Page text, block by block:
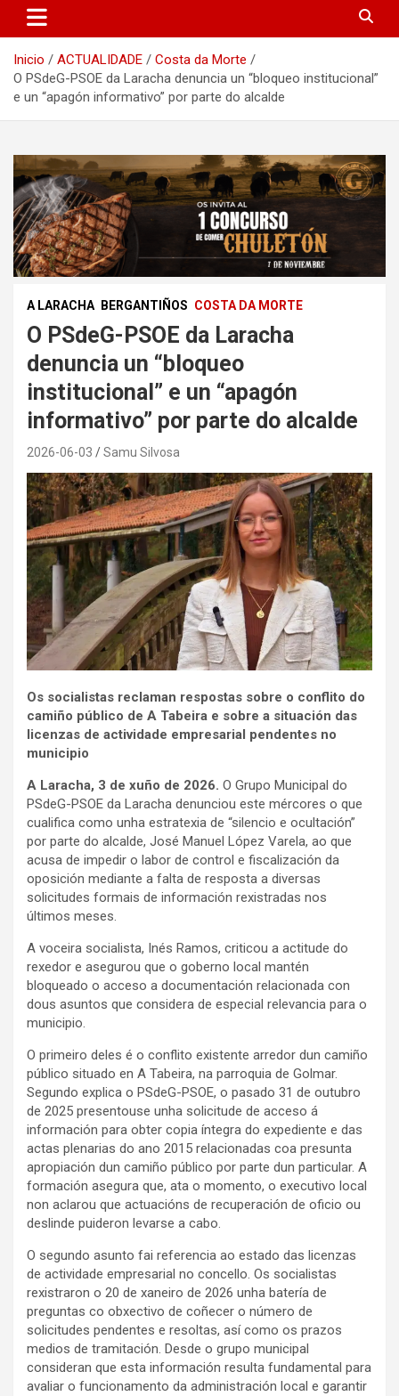
Inicio ACTUALIDADE
Costa da Morte
O PSdeG-PSOE da Laracha denuncia un “bloqueo institucional”
e un “apagón informativo” por parte do alcalde
A LARACHA BERGANTIÑOS COSTA DA MORTE
O PSdeG-PSOE da Laracha
denuncia un “bloqueo
institucional” e un “apagón
informativo” por parte do alcalde
2026-06-03 Samu Silvosa
Os socialistas reclaman respostas sobre o conflito do
camiño público de A Tabeira e sobre a situación das
licenzas de actividade empresarial pendentes no
municipio
A Laracha, 3 de xuño de 2026. O Grupo Municipal do
PSdeG-PSOE da Laracha denunciou este mércores o que
cualifica como unha estratexia de “silencio e ocultación”
por parte do alcalde, José Manuel López Varela, ao que
acusa de impedir o labor de control e fiscalización da
oposición mediante a falta de resposta a diversas
solicitudes formais de información rexistradas nos
últimos meses.
A voceira socialista, Inés Ramos, criticou a actitude do
rexedor e asegurou que o goberno local mantén
bloqueado o acceso a documentación relacionada con
dous asuntos que considera de especial relevancia para o
municipio.
O primeiro deles é o conflito existente arredor dun camiño
público situado en A Tabeira, na parroquia de Golmar.
Segundo explica o PSdeG-PSOE, o pasado 31 de outubro
de 2025 presentouse unha solicitude de acceso á
información para obter copia íntegra do expediente e das
actas plenarias do ano 2015 relacionadas coa presunta
apropiación dun camiño público por parte dun particular. A
formación asegura que, ata o momento, o executivo local
non aclarou que actuacións de recuperación de oficio ou
deslinde puideron levarse a cabo.
O segundo asunto fai referencia ao estado das licenzas
de actividade empresarial no concello. Os socialistas
rexistraron o 20 de xaneiro de 2026 unha batería de
preguntas co obxectivo de coñecer o número de
solicitudes pendentes e resoltas, así como os prazos
medios de tramitación. Desde o grupo municipal
consideran que esta información resulta fundamental para
avaliar o funcionamento da administración local e garantir